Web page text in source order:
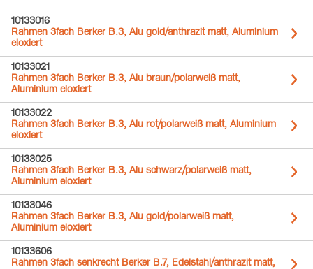
10133016
Rahmen 3fach Berker B.3, Alu gold/anthrazit matt, Aluminium
eloxiert
10133021
Rahmen 3fach Berker B.3, Alu braun/polarweiß matt,
Aluminium eloxiert
10133022
Rahmen 3fach Berker B.3, Alu rot/polarweiß matt, Aluminium
eloxiert
10133025
Rahmen 3fach Berker B.3, Alu schwarz/polarweiß matt,
Aluminium eloxiert
10133046
Rahmen 3fach Berker B.3, Alu gold/polarweiß matt,
Aluminium eloxiert
10133606
Rahmen 3fach senkrecht Berker B.7, Edelstahl/anthrazit matt,